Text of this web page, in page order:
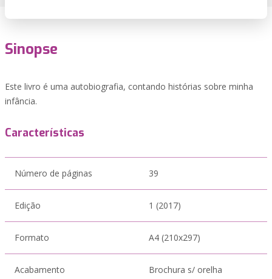
Sinopse
Este livro é uma autobiografia, contando histórias sobre minha
infância.
Características
Número de páginas 39
Edição 1 (2017)
Formato A4 (210x297)
Acabamento Brochura s/ orelha